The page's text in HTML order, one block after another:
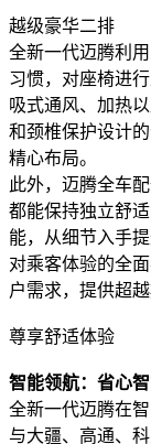
越级豪华二排
全新一代迈腾利
习惯，对座椅进
吸式通风、加热
和颈椎保护设计
精心布局。
此外，迈腾全车
都能保持独立舒
能，从细节入手
对乘客体验的全
户需求，提供超
尊享舒适体验
智能领航：省心
全新一代迈腾在
与大疆、高通、